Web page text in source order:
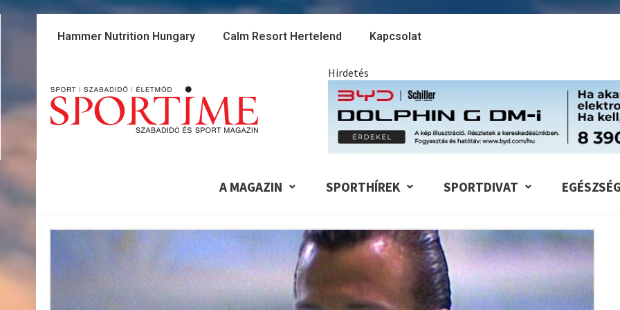
Skip
Hammer Nutrition Hungary Calm Resort Hertelend Kapcsolat
Hirdetés
A MAGAZIN SPORTHÍREK SPORTDIVAT EGÉSZSÉG